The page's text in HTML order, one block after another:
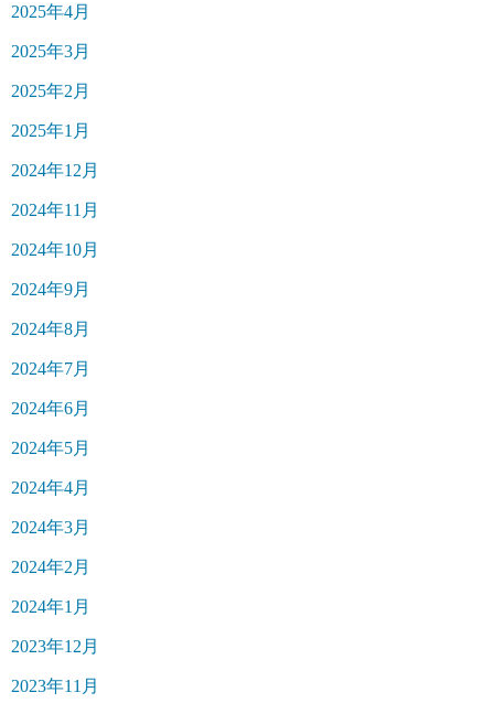
2025年4月
2025年3月
2025年2月
2025年1月
2024年12月
2024年11月
2024年10月
2024年9月
2024年8月
2024年7月
2024年6月
2024年5月
2024年4月
2024年3月
2024年2月
2024年1月
2023年12月
2023年11月